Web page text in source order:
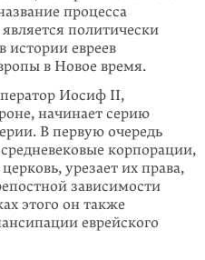
процесса
политически
евреев
в Новое время.
Иосиф II,
начинает серию
В первую очередь
корпорации,
урезает их права,
зависимости
этого он также
еврейского